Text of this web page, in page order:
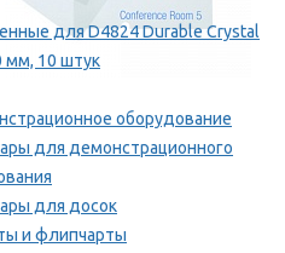
для D4824 Durable Crystal
мм, 10 штук
оборудование
для демонстрационного
для досок
и флипчарты